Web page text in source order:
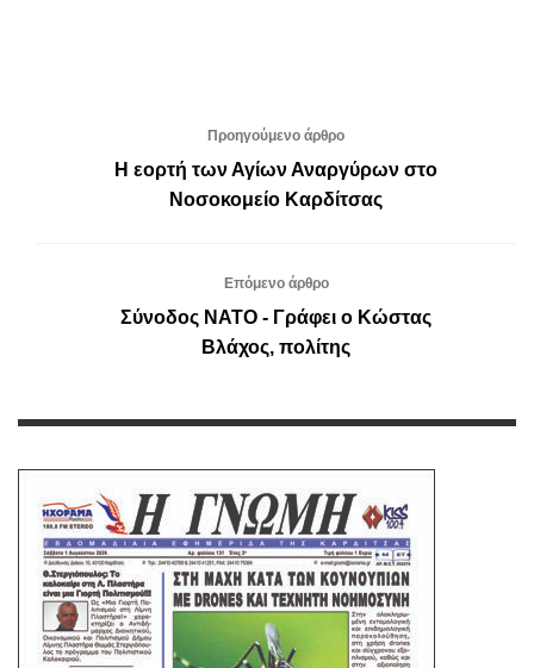
Προηγούμενο άρθρο
Η εορτή των Αγίων Αναργύρων στο
Νοσοκομείο Καρδίτσας
Επόμενο άρθρο
Σύνοδος ΝΑΤΟ - Γράφει ο Κώστας
Βλάχος, πολίτης